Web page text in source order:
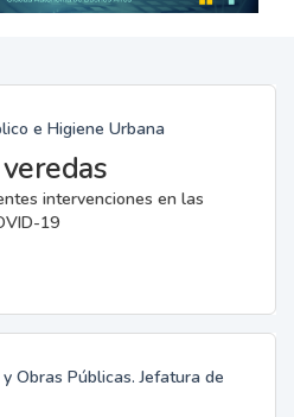
e Higiene Urbana
intervenciones en las
19
Obras Públicas. Jefatura de